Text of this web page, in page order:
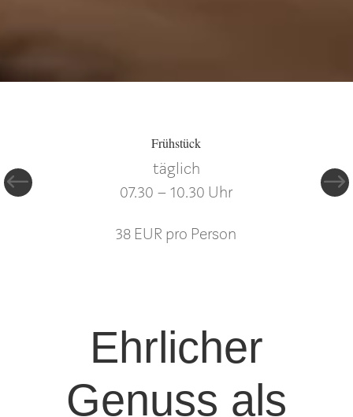
Frühstück
täglich
07.30 – 10.30 Uhr
38 EUR pro Person
Ehrlicher
Genuss als